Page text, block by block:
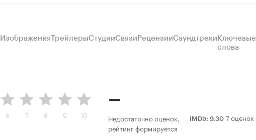
ИзображенияТрейлерыСтудииСвязиРецензииСаундтрекиКлючевые
слова
6 7 8 9 10
–
Недостаточно оценок,
рейтинг формируется
IMDb: 9.30 7 оценок